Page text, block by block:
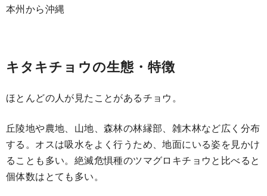
本州から沖縄
キタキチョウの生態・特徴
ほとんどの人が見たことがあるチョウ。
丘陵地や農地、山地、森林の林縁部、雑木林など広く分布
する。オスは吸水をよく行うため、地面にいる姿を見かけ
ることも多い。絶滅危惧種のツマグロキチョウと比べると
個体数はとても多い。